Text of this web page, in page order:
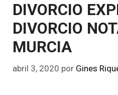
DIVORCIO
DIVORCIO
MURCIA
abril 3, 2020 por Gines